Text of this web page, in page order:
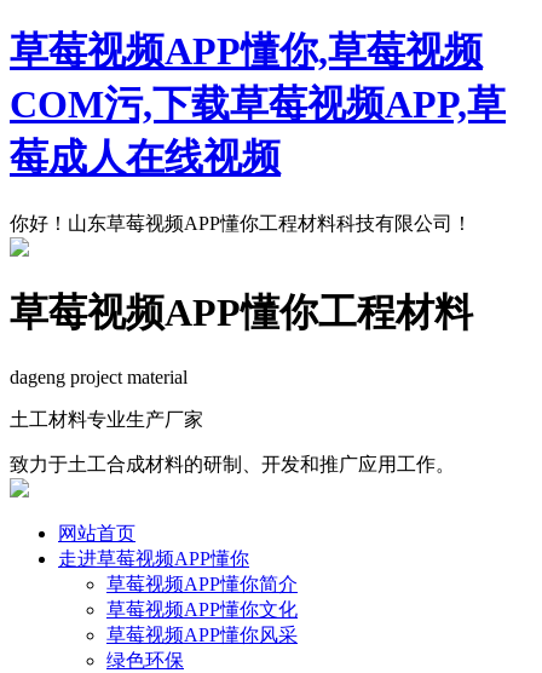
草莓视频APP懂你,草莓视频
COM污,下载草莓视频APP,草
莓成人在线视频
你好！山东草莓视频APP懂你工程材料科技有限公司！
草莓视频APP懂你工程材料
dageng project material
土工材料专业生产厂家
致力于土工合成材料的研制、开发和推广应用工作。
网站首页
走进草莓视频APP懂你
草莓视频APP懂你简介
草莓视频APP懂你文化
草莓视频APP懂你风采
绿色环保